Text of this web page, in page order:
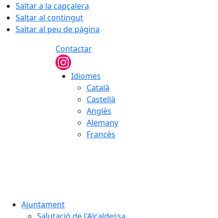
Saltar a la capçalera
Saltar al contingut
Saltar al peu de pàgina
Contactar
Idiomes
Català
Castellà
Anglès
Alemany
Francès
Ajuntament